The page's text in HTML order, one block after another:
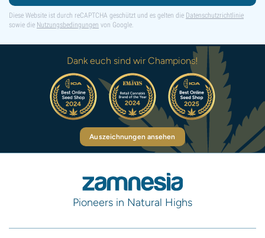
Diese Website ist durch reCAPTCHA geschützt und es gelten die Datenschutzrichtlinie
sowie die Nutzungsbedingungen von Google.
Dank euch sind wir Champions!
Auszeichnungen ansehen
Pioneers in Natural Highs